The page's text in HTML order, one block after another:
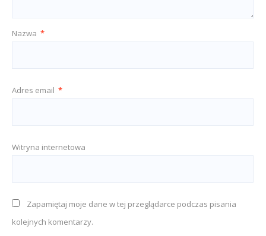
Nazwa *
Adres email *
Witryna internetowa
Zapamiętaj moje dane w tej przeglądarce podczas pisania
kolejnych komentarzy.